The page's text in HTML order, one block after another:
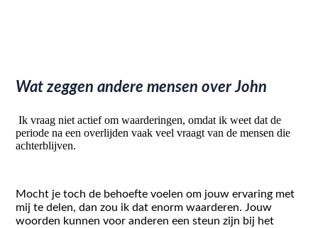
Wat zeggen andere mensen over John
Ik vraag niet actief om waarderingen, omdat ik weet dat de
periode na een overlijden vaak veel vraagt van de mensen die
achterblijven.
Mocht je toch de behoefte voelen om jouw ervaring met
mij te delen, dan zou ik dat enorm waarderen. Jouw
woorden kunnen voor anderen een steun zijn bij het